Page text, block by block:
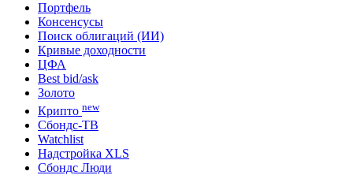
Портфель
Консенсусы
Поиск облигаций (ИИ)
Кривые доходности
ЦФА
Best bid/ask
Золото
Крипто new
Сбондс-ТВ
Watchlist
Надстройка XLS
Сбондс Люди